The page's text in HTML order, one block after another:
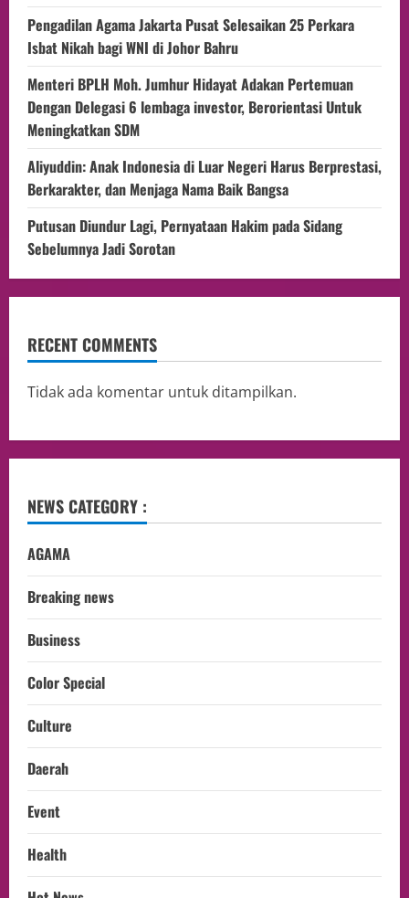
Pengadilan Agama Jakarta Pusat Selesaikan 25 Perkara
Isbat Nikah bagi WNI di Johor Bahru
Menteri BPLH Moh. Jumhur Hidayat Adakan Pertemuan
Dengan Delegasi 6 lembaga investor, Berorientasi Untuk
Meningkatkan SDM
Aliyuddin: Anak Indonesia di Luar Negeri Harus Berprestasi,
Berkarakter, dan Menjaga Nama Baik Bangsa
Putusan Diundur Lagi, Pernyataan Hakim pada Sidang
Sebelumnya Jadi Sorotan
RECENT COMMENTS
Tidak ada komentar untuk ditampilkan.
NEWS CATEGORY :
AGAMA
Breaking news
Business
Color Special
Culture
Daerah
Event
Health